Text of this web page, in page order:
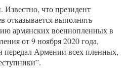
Известно, что президент
выполнять
армянских военнопленных в
от 9 ноября 2020 года,
передал Армении всех пленных,